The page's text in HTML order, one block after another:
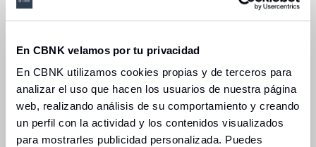
En CBNK velamos por tu privacidad
En CBNK utilizamos cookies propias y de terceros para
analizar el uso que hacen los usuarios de nuestra página
web, realizando análisis de su comportamiento y creando
un perfil con la actividad y los contenidos visualizados
para mostrarles publicidad personalizada. Puedes
Las carteras de fondos de inversión son un
producto eficiente desde un punto de vista fiscal
para los inversores persona física y residentes.
Los movimientos en tu cartera se realizarán a
través de traspasos entre fondos, que no tributan
(se produce un diferimiento fiscal hasta que se
realice el reembolso).